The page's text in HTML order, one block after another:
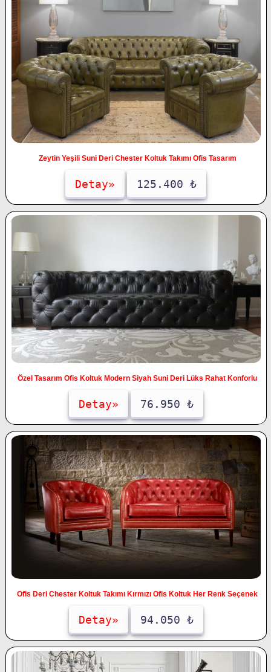
Zeytin Yeşili Suni Deri Chester Koltuk Takımı Ofis Tasarım
Detay» 125.400 ₺
Özel Tasarım Ofis Koltuk Modern Siyah Suni Deri Lüks Rahat Konforlu
Detay» 76.950 ₺
Ofis Deri Chester Koltuk Takımı Kırmızı Ofis Koltuk Her Renk Seçenek
Detay» 94.050 ₺